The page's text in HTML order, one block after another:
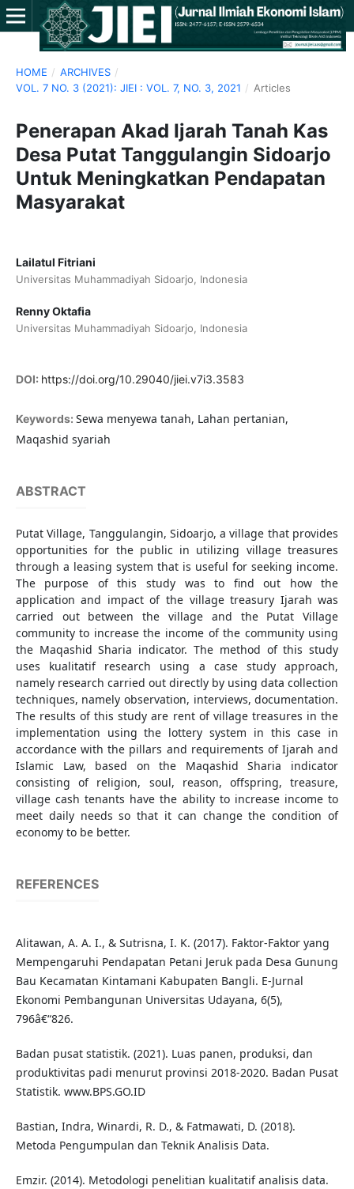
HOME / ARCHIVES /
VOL. 7 NO. 3 (2021): JIEI : VOL. 7, NO. 3, 2021 / Articles
Penerapan Akad Ijarah Tanah Kas
Desa Putat Tanggulangin Sidoarjo
Untuk Meningkatkan Pendapatan
Masyarakat
Lailatul Fitriani
Universitas Muhammadiyah Sidoarjo, Indonesia
Renny Oktafia
Universitas Muhammadiyah Sidoarjo, Indonesia
DOI: https://doi.org/10.29040/jiei.v7i3.3583
Keywords: Sewa menyewa tanah, Lahan pertanian,
Maqashid syariah
ABSTRACT
Putat Village, Tanggulangin, Sidoarjo, a village that provides
opportunities for the public in utilizing village treasures
through a leasing system that is useful for seeking income.
The purpose of this study was to find out how the
application and impact of the village treasury Ijarah was
carried out between the village and the Putat Village
community to increase the income of the community using
the Maqashid Sharia indicator. The method of this study
uses kualitatif research using a case study approach,
namely research carried out directly by using data collection
techniques, namely observation, interviews, documentation.
The results of this study are rent of village treasures in the
implementation using the lottery system in this case in
accordance with the pillars and requirements of Ijarah and
Islamic Law, based on the Maqashid Sharia indicator
consisting of religion, soul, reason, offspring, treasure,
village cash tenants have the ability to increase income to
meet daily needs so that it can change the condition of
economy to be better.
REFERENCES
Alitawan, A. A. I., & Sutrisna, I. K. (2017). Faktor-Faktor yang
Mempengaruhi Pendapatan Petani Jeruk pada Desa Gunung
Bau Kecamatan Kintamani Kabupaten Bangli. E-Jurnal
Ekonomi Pembangunan Universitas Udayana, 6(5),
796â€“826.
Badan pusat statistik. (2021). Luas panen, produksi, dan
produktivitas padi menurut provinsi 2018-2020. Badan Pusat
Statistik. www.BPS.GO.ID
Bastian, Indra, Winardi, R. D., & Fatmawati, D. (2018).
Metoda Pengumpulan dan Teknik Analisis Data.
Emzir. (2014). Metodologi penelitian kualitatif analisis data.